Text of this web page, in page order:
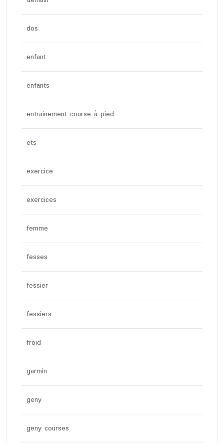
dos
enfant
enfants
entrainement course à pied
ets
exercice
exercices
femme
fesses
fessier
fessiers
froid
garmin
geny
geny courses